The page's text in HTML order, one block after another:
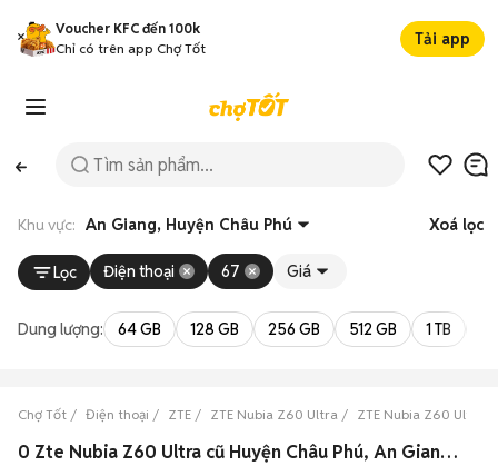
Voucher KFC đến 100k
Chỉ có trên app Chợ Tốt
Tải app
Khu vực: An Giang, Huyện Châu Phú Xoá lọc
Lọc Điện thoại 67 Giá
Dung lượng: 64 GB 128 GB 256 GB 512 GB 1 TB
Chợ Tốt Điện thoại ZTE ZTE Nubia Z60 Ultra ZTE Nubia Z60 Ultra
0 Zte Nubia Z60 Ultra cũ Huyện Châu Phú, An Giang đẹp